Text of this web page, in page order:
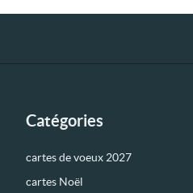
Catégories
cartes de voeux 2027
cartes Noël